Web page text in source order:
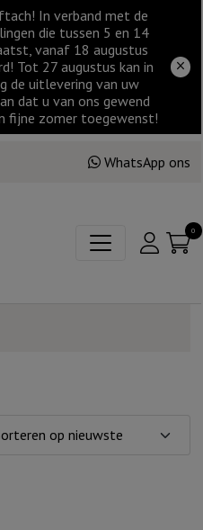
In verband met de
die tussen 5 en 14
vanaf 18 augustus
Tot 27 augustus kan in
de uitlevering van uw
dat u van ons gewend
fijne zomer toegewenst!
WhatsApp ons
0